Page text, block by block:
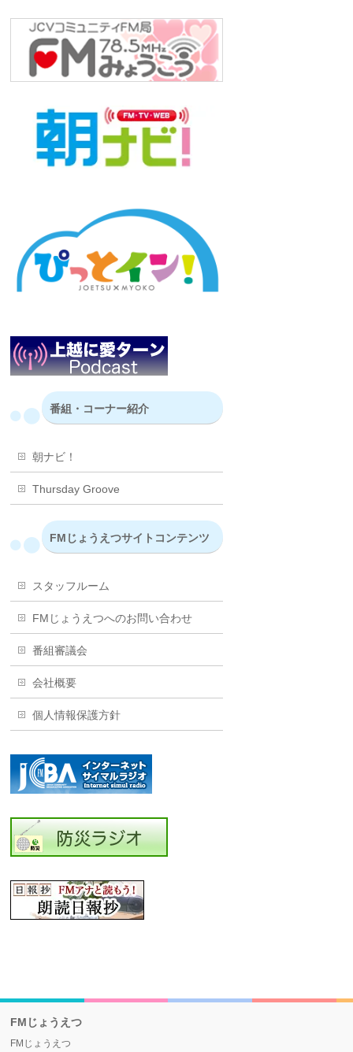
番組・コーナー紹介
朝ナビ！
Thursday Groove
FMじょうえつサイトコンテンツ
スタッフルーム
FMじょうえつへのお問い合わせ
番組審議会
会社概要
個人情報保護方針
FMじょうえつ
FMじょうえつ